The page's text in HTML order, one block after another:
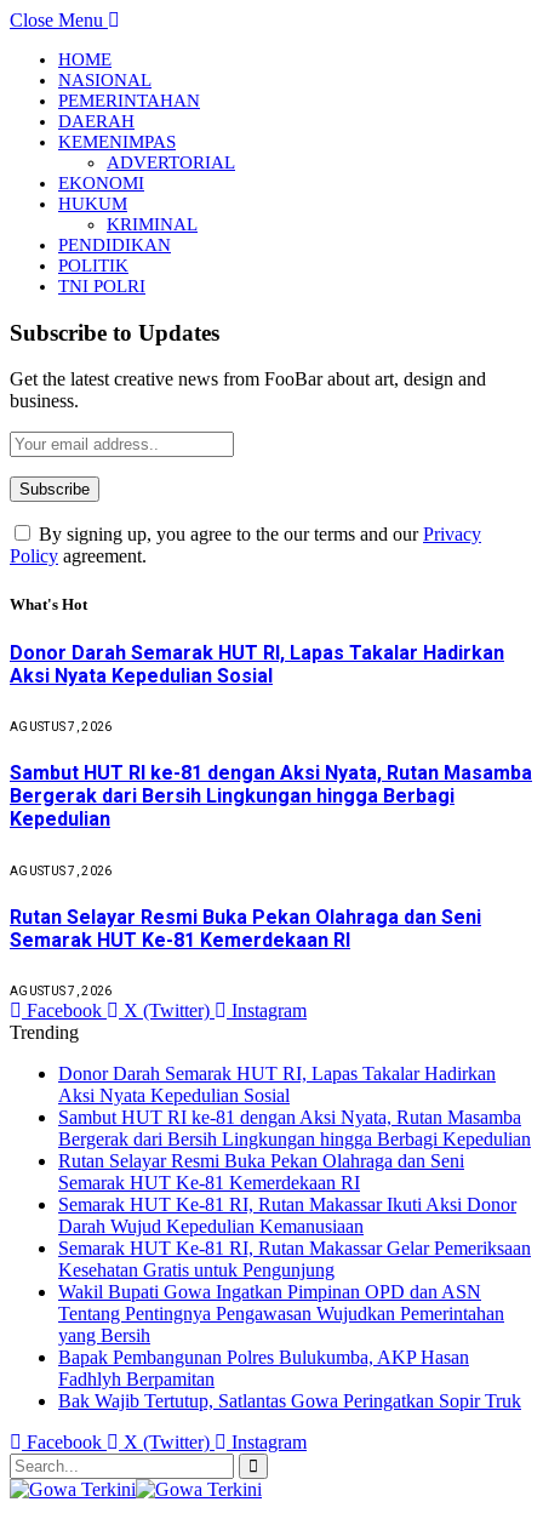
Close Menu
HOME
NASIONAL
PEMERINTAHAN
DAERAH
KEMENIMPAS
ADVERTORIAL
EKONOMI
HUKUM
KRIMINAL
PENDIDIKAN
POLITIK
TNI POLRI
Subscribe to Updates
Get the latest creative news from FooBar about art, design and
business.
By signing up, you agree to the our terms and ourPrivacy
Policy agreement.
What's Hot
Donor Darah Semarak HUT RI, Lapas Takalar Hadirkan
Aksi Nyata Kepedulian Sosial
AGUSTUS 7, 2026
Sambut HUT RI ke-81 dengan Aksi Nyata, Rutan Masamba
Bergerak dari Bersih Lingkungan hingga Berbagi
Kepedulian
AGUSTUS 7, 2026
Rutan Selayar Resmi Buka Pekan Olahraga dan Seni
Semarak HUT Ke-81 Kemerdekaan RI
AGUSTUS 7, 2026
Facebook X (Twitter)
Instagram
Trending
Donor Darah Semarak HUT RI, Lapas Takalar Hadirkan
Aksi Nyata Kepedulian Sosial
Sambut HUT RI ke-81 dengan Aksi Nyata, Rutan Masamba
Bergerak dari Bersih Lingkungan hingga Berbagi Kepedulian
Rutan Selayar Resmi Buka Pekan Olahraga dan Seni
Semarak HUT Ke-81 Kemerdekaan RI
Semarak HUT Ke-81 RI, Rutan Makassar Ikuti Aksi Donor
Darah Wujud Kepedulian Kemanusiaan
Semarak HUT Ke-81 RI, Rutan Makassar Gelar Pemeriksaan
Kesehatan Gratis untuk Pengunjung
Wakil Bupati Gowa Ingatkan Pimpinan OPD dan ASN
Tentang Pentingnya Pengawasan Wujudkan Pemerintahan
yang Bersih
Bapak Pembangunan Polres Bulukumba, AKP Hasan
Fadhlyh Berpamitan
Bak Wajib Tertutup, Satlantas Gowa Peringatkan Sopir Truk
Facebook
X (Twitter) Instagram